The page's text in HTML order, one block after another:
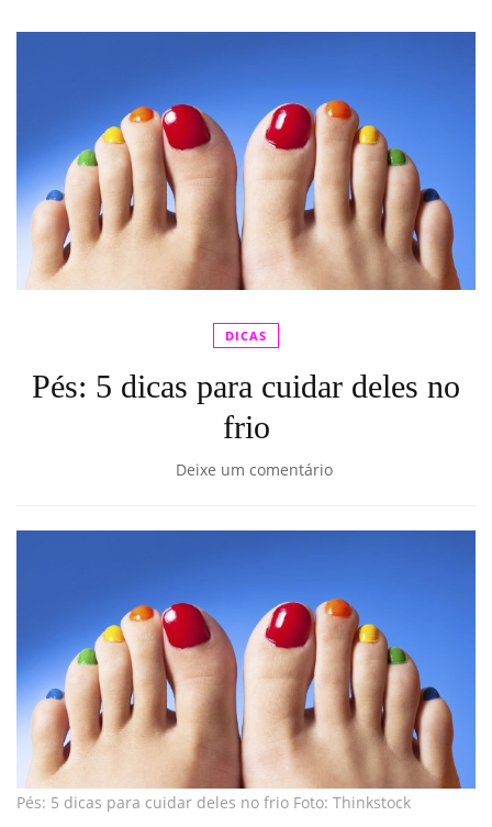
DICAS
Pés: 5 dicas para cuidar deles no
frio
Deixe um comentário
Pés: 5 dicas para cuidar deles no frio Foto: Thinkstock